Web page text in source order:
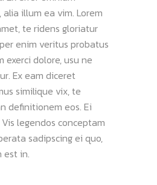
illum ea vim. Lorem
te ridens gloriatur
enim veritus probatus
exerci dolore, usu ne
Ex eam diceret
similique vix, te
definitionem eos. Ei
legendos conceptam
sadipscing ei quo,
est in.